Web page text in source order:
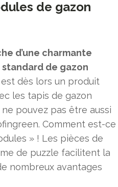
de gazon
d’une charmante
de gazon
dès lors un produit
les tapis de gazon
pouvez pas être aussi
Comment est-ce
» ! Les pièces de
de puzzle facilitent la
nombreux avantages